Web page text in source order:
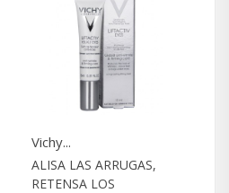
Vichy...
ALISA LAS ARRUGAS,
RETENSA LOS